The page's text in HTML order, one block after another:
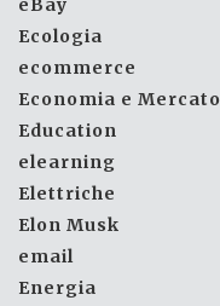
eBay
Ecologia
ecommerce
Economia e Mercato
Education
elearning
Elettriche
Elon Musk
email
Energia